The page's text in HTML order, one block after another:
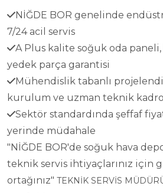
NİĞDE BOR genelinde
7/24 acil servis
A Plus kalite soğuk oda paneli,
yedek parça garantisi
Mühendislik tabanlı
kurulum ve uzman teknik kadro
Sektör standardında şeffaf
yerinde müdahale
"NİĞDE BOR'de soğuk hava
teknik servis ihtiyaçlarınız için
ortağınız" TEKNİK SERVİS